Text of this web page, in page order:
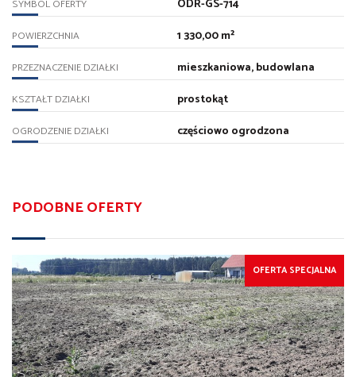
SYMBOL OFERTY ODR-GS-714
POWIERZCHNIA 1 330,00 m²
PRZEZNACZENIE DZIAŁKI mieszkaniowa, budowlana
KSZTAŁT DZIAŁKI prostokąt
OGRODZENIE DZIAŁKI częściowo ogrodzona
PODOBNE OFERTY
OFERTA SPECJALNA